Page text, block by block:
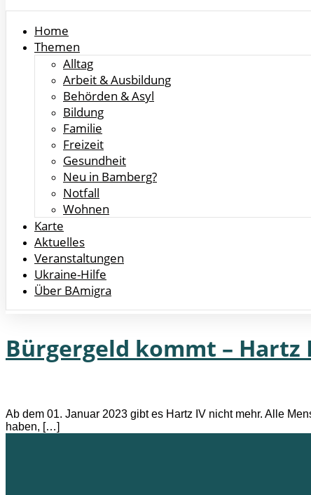
Home
Themen
Alltag
Arbeit & Ausbildung
Behörden & Asyl
Bildung
Familie
Freizeit
Gesundheit
Neu in Bamberg?
Notfall
Wohnen
Karte
Aktuelles
Veranstaltungen
Ukraine-Hilfe
Über BAmigra
Bürgergeld kommt – Hartz
Ab dem 01. Januar 2023 gibt es Hartz IV nicht mehr. Alle
haben, […]